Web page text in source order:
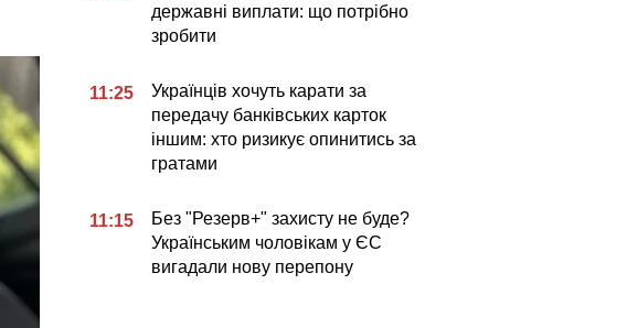
державні виплати: що потрібно
зробити
11:25
Українців хочуть карати за
передачу банківських карток
іншим: хто ризикує опинитись за
гратами
11:15
Без "Резерв+" захисту не буде?
Українським чоловікам у ЄС
вигадали нову перепону